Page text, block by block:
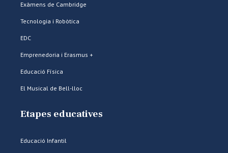
Exàmens de Cambridge
Tecnologia i Robòtica
EDC
Emprenedoria i Erasmus +
Educació Física
El Musical de Bell-lloc
Etapes educatives
Educació Infantil